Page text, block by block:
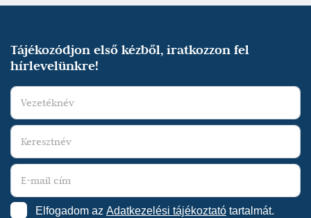
Tájékozódjon első kézből, iratkozzon fel
hírlevelünkre!
Elfogadom az Adatkezelési tájékoztató tartalmát.